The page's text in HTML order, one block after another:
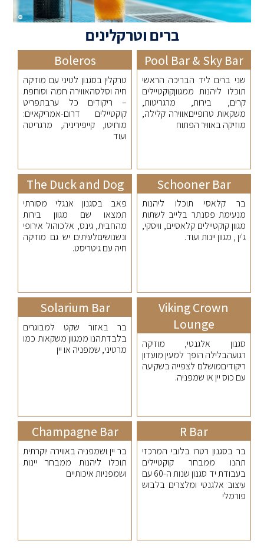
ברים וטרקלינים
Pool Bar & Sky Bar
שני ברים ליד הבריכה הראשי
תוכלו ליהנות ממגווןקוקטיילים
קרים, בירות, מרגריטות,
משקאות טרופייםאווירה קלילה,
מוזיקה באוויר הפתוח
Boleros
טרקלין בסגנון לטיני עם מוזיקה
חיה וסלסהאווירה חמה וסוחפת
– ריקודים כל ערבתפריט
קוקטיילים דרום-אמריקאיים:
מוחיטו, קייפיריניה, מרגריטה
ועוד
Schooner Bar
בר קלאסי תוכלו ליהנות
מנעימת פסנתר בלייב לשתות
מגוון קוקטיילים קלאסיים, וויסקי,
ג'ין , מגוון יינות ועוד.
The Duck and Dog
פאב בסגנון אנגלי מסורתי
תמצאו שם מגוון בירות
מהחבית, גינס, אלכוהול אירופי
ונשנושיםלעיתים יש גם מוזיקה
חיה עם גיטריסט.
Viking Crown
Lounge
סגנון אלגנטי, מוזיקה
רגועהבלילה הופך למעין מועדון
ריקודיםמושלם לצפייה בשקיעה
עם כוס יין או שמפניה.
Solarium Bar
בר באזור שקט למבוגרים
בלבדתהנו ממגוון משקאות כמו
מרטיני, שמפניה או יין
R Bar
בר בסגנון רטרו בלובי המרכזי
תהנו ממבחר קוקטיילים
בעבודת יד סגנון שנות ה-60 עם
עיצוב אלגנטי ומלצרים בלבוש
פורמלי
Champagne Bar
בר יין ושמפניה באווירה יוקרתית
תוכלו ליהנות ממבחר יינות
ושמפניות איכותיים